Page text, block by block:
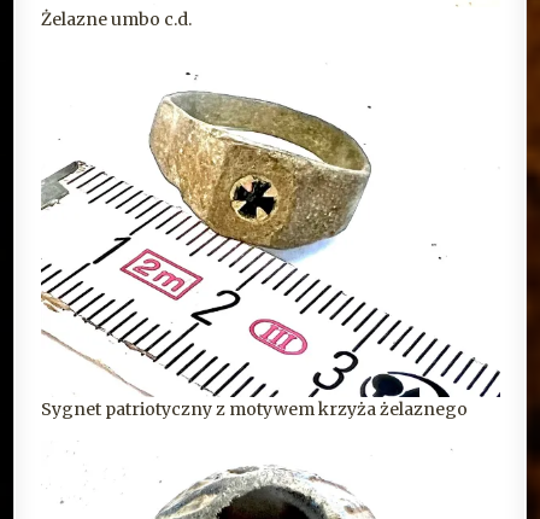
Żelazne umbo c.d.
Sygnet patriotyczny z motywem krzyża żelaznego